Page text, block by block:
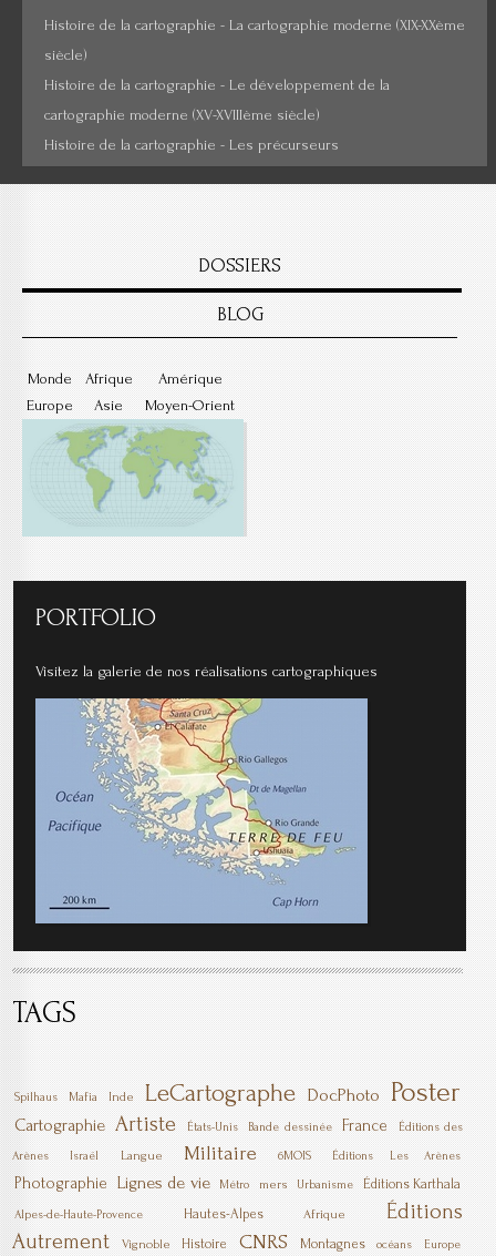
Histoire de la cartographie - La cartographie moderne (XIX-XXème
siècle)
Histoire de la cartographie - Le développement de la
cartographie moderne (XV-XVIIIème siècle)
Histoire de la cartographie - Les précurseurs
DOSSIERS
BLOG
Monde
Europe
Afrique
Asie
Amérique
Moyen-Orient
PORTFOLIO
Visitez la galerie de nos réalisations cartographiques
TAGS
Spilhaus Mafia Inde LeCartographe DocPhoto Poster
Cartographie Artiste États-Unis Bande dessinée France Éditions des
Arènes Israël Langue Militaire 6MOIS Éditions Les Arènes
Photographie Lignes de vie Métro mers Urbanisme Éditions Karthala
Alpes-de-Haute-Provence Hautes-Alpes Afrique
Éditions
Autrement
Vignoble Histoire CNRS Montagnes océans Europe